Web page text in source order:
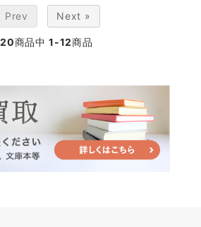
Prev Next »
商品中 1-12商品